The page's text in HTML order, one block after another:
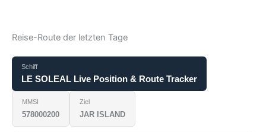
Reise-Route der letzten Tage
Schiff
LE SOLEAL Live Position & Route Tracker
MMSI
578000200
Ziel
JAR ISLAND